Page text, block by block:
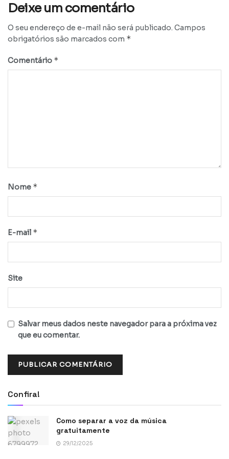
Deixe um comentário
O seu endereço de e-mail não será publicado. Campos
obrigatórios são marcados com *
Comentário *
Nome *
E-mail *
Site
Salvar meus dados neste navegador para a próxima vez
que eu comentar.
Confira!
Como separar a voz da música
gratuitamente
29/12/2025